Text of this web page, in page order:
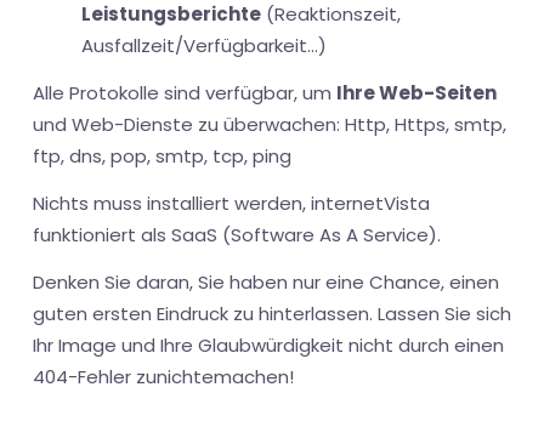
Leistungsberichte (Reaktionszeit,
Ausfallzeit/Verfügbarkeit...)
Alle Protokolle sind verfügbar, um Ihre Web-Seiten
und Web-Dienste zu überwachen: Http, Https, smtp,
ftp, dns, pop, smtp, tcp, ping
Nichts muss installiert werden, internetVista
funktioniert als SaaS (Software As A Service).
Denken Sie daran, Sie haben nur eine Chance, einen
guten ersten Eindruck zu hinterlassen. Lassen Sie sich
Ihr Image und Ihre Glaubwürdigkeit nicht durch einen
404-Fehler zunichtemachen!